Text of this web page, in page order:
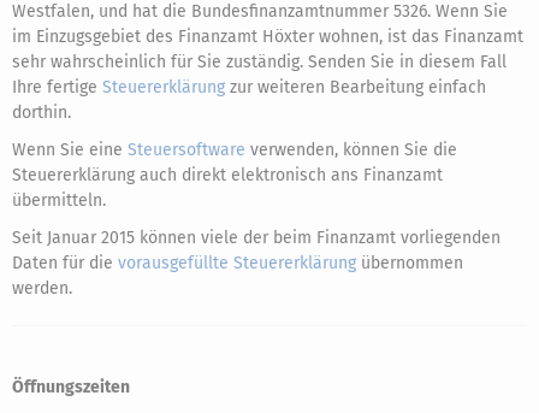
Westfalen, und hat die Bundesfinanzamtnummer 5326. Wenn Sie
im Einzugsgebiet des Finanzamt Höxter wohnen, ist das Finanzamt
sehr wahrscheinlich für Sie zuständig. Senden Sie in diesem Fall
Ihre fertige Steuererklärung zur weiteren Bearbeitung einfach
dorthin.
Wenn Sie eine Steuersoftware verwenden, können Sie die
Steuererklärung auch direkt elektronisch ans Finanzamt
übermitteln.
Seit Januar 2015 können viele der beim Finanzamt vorliegenden
Daten für die vorausgefüllte Steuererklärung übernommen
werden.
Öffnungszeiten